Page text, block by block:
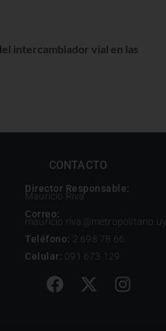
intercambiador vial en las
CONTACTO
Director Responsable:
Mauricio Riva
Correo:
mauricio.riva@metropolitano.uy
Teléfono: 2 698 78 66
Celular: 091 673 129